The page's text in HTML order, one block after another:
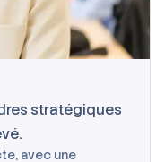
stratégiques
avec une